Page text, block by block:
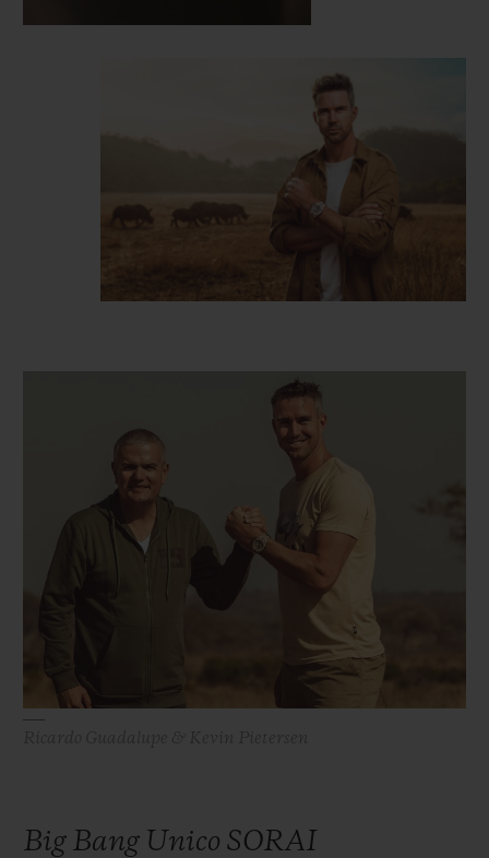
Big Bang Unico SORAI